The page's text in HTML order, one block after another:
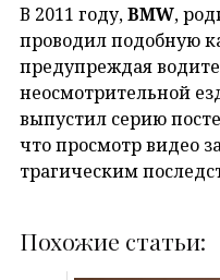
В 2011 году, BMW,
проводил подобную
предупреждая
неосмотрительной
выпустил серию
что просмотр видео
трагическим
Похожие статьи: